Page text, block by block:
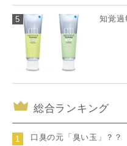
5 知覚過
総合ランキング
1 口臭の元「臭い玉」？？